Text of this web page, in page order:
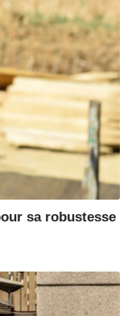
sa robustesse